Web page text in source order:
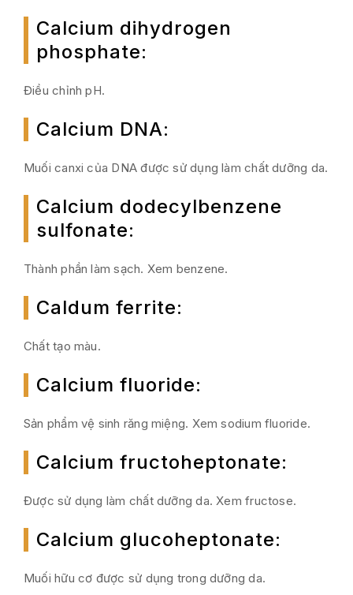
Calcium dihydrogen
phosphate:
Điều chỉnh pH.
Calcium DNA:
Muối canxi của DNA được sử dụng làm chất dưỡng da.
Calcium dodecylbenzene
sulfonate:
Thành phần làm sạch. Xem benzene.
Caldum ferrite:
Chất tạo màu.
Calcium fluoride:
Sản phẩm vệ sinh răng miệng. Xem sodium fluoride.
Calcium fructoheptonate:
Được sử dụng làm chất dưỡng da. Xem fructose.
Calcium glucoheptonate:
Muối hữu cơ được sử dụng trong dưỡng da.